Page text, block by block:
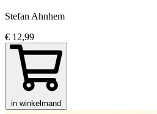
Stefan Ahnhem
€ 12,99
in winkelmand